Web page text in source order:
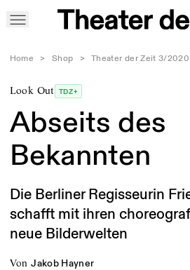
Home > Shop > Theater der Zeit 3/2020
Look Out TDZ+
Abseits des
Bekannten
Die Berliner Regisseurin
schafft mit ihren
neue Bilderwelten
von Jakob Hayner